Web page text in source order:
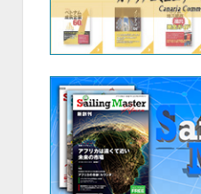
45:20
ウィリアムリードの書道教室|「4.行書と草書の手本の書き方と特徴」|山梨学院大学 国際リベラルアーツ学部（iCLA）教授 ウィリアム・リード